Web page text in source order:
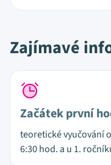
Zajímavé
Začátek první
teoretické vyučování
6:30 hod. a u 1.